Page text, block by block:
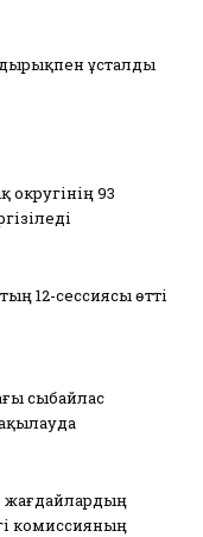
ұсталды
93
12-сессиясы өтті
сыбайлас
комиссияның